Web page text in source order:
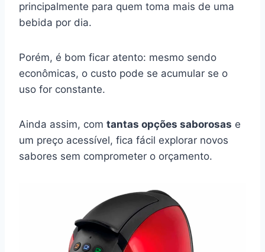
principalmente para quem toma mais de uma
bebida por dia.
Porém, é bom ficar atento: mesmo sendo
econômicas, o custo pode se acumular se o
uso for constante.
Ainda assim, com tantas opções saborosas e
um preço acessível, fica fácil explorar novos
sabores sem comprometer o orçamento.